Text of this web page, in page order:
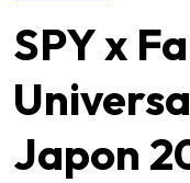
SPY x
Japon